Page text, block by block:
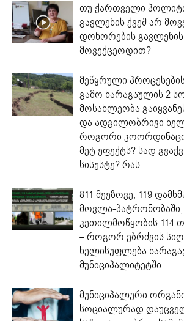
თუ ქართველი
გავლენის ქვეშ არ
დონორების
მოვექცეოდით?
მეწყრული
გამო ხარაგაულის 2
მოსახლეობა
და ადგილობრივი
როგორი
მეტ ეფექტს? სად
სისუსტე? რას...
811 მეეზოვე, 119
მოვლა-პატრონობაში,
კეთილმოწყობის 114
– როგორ ებრძვის
ხელისუფლება
მუნიციპალიტეტში
მუნიციპალური
სოციალურად